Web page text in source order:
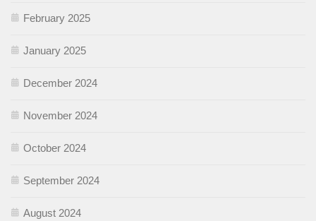
February 2025
January 2025
December 2024
November 2024
October 2024
September 2024
August 2024